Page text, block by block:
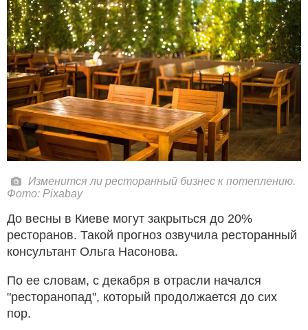
Изменится ли ресторанный бизнес к потеплению.
Фото: Pixabay
До весны в Киеве могут закрыться до 20%
ресторанов. Такой прогноз озвучила ресторанный
консультант Ольга Насонова.
По ее словам, с декабря в отрасли начался
"ресторанопад", который продолжается до сих
пор.